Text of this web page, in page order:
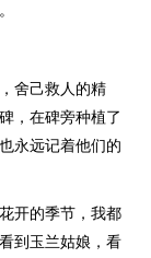
舍己救人的精
，在碑旁种植了
永远记着他们的
开的季节，我都
到玉兰姑娘，看